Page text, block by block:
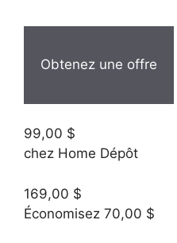
Obtenez une offre
99,00 $
chez Home Dépôt
169,00 $
Économisez 70,00 $